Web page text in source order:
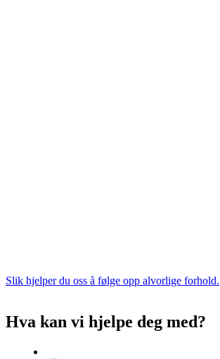
Slik hjelper du oss å følge opp alvorlige forhold.
Hva kan vi hjelpe deg med?